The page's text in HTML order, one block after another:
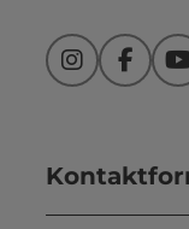
Instagram